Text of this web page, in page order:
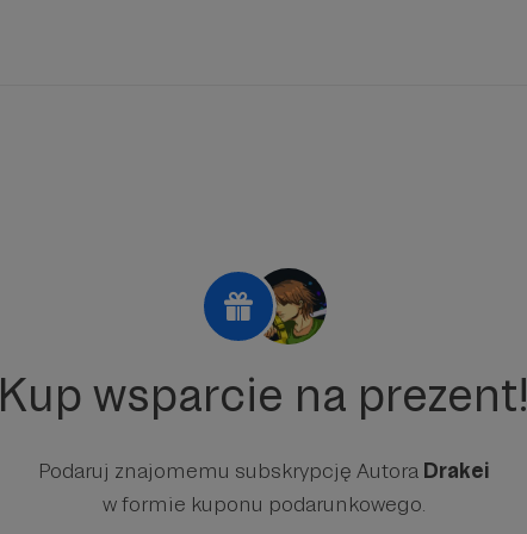
Kup wsparcie na prezent!
Podaruj znajomemu subskrypcję Autora Drakei
w formie kuponu podarunkowego.